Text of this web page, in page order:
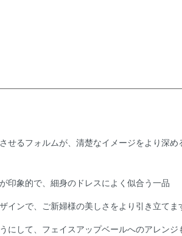
せるフォルムが、清楚なイメージをより深め
印象的で、細身のドレスによく似合う一品
インで、ご新婦様の美しさをより引き立てま
にして、フェイスアップベールへのアレンジ